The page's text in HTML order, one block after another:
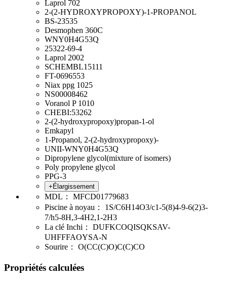
Laprol 702
2-(2-HYDROXYPROPOXY)-1-PROPANOL
BS-23535
Desmophen 360C
WNY0H4G53Q
25322-69-4
Laprol 2002
SCHEMBL15111
FT-0696553
Niax ppg 1025
NS00008462
Voranol P 1010
CHEBI:53262
2-(2-hydroxypropoxy)propan-1-ol
Emkapyl
1-Propanol, 2-(2-hydroxypropoxy)-
UNII-WNY0H4G53Q
Dipropylene glycol(mixture of isomers)
Poly propylene glycol
PPG-3
+Élargissement
MDL：
MFCD01779683
Piscine à noyau：
1S/C6H14O3/c1-5(8)4-9-6(2)3-
7/h5-8H,3-4H2,1-2H3
La clé Inchi：
DUFKCOQISQKSAV-
UHFFFAOYSA-N
Sourire：
O(CC(C)O)C(C)CO
Propriétés calculées